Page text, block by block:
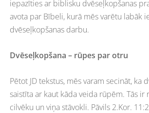
iepazīties ar biblisku dvēseļkopšanas
avota par Bībeli, kurā mēs varētu labāk
dvēseļkopšanas darbu.
Dvēseļkopšana – rūpes par otru
Pētot JD tekstus, mēs varam secināt, ka
saistīta ar kaut kāda veida rūpēm. Tās ir
cilvēku un viņa stāvokli. Pāvils 2.Kor.